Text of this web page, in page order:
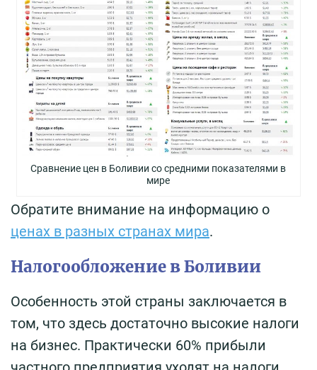
Сравнение цен в Боливии со средними показателями в
мире
Обратите внимание на информацию о
ценах в разных странах мира.
Налогообложение в Боливии
Особенность этой страны заключается в
том, что здесь достаточно высокие налоги
на бизнес. Практически 60% прибыли